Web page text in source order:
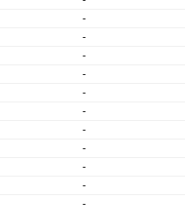
-
-
-
-
-
-
-
-
-
-
-